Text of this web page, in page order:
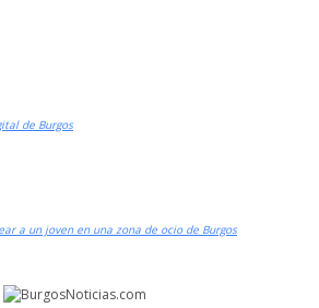
de Burgos
a un joven en una zona de ocio de Burgos